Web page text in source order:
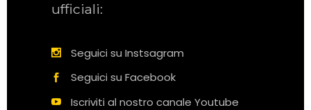
ufficiali:
Seguici su Instsagram
Seguici su Facebook
Iscriviti al nostro canale Youtube